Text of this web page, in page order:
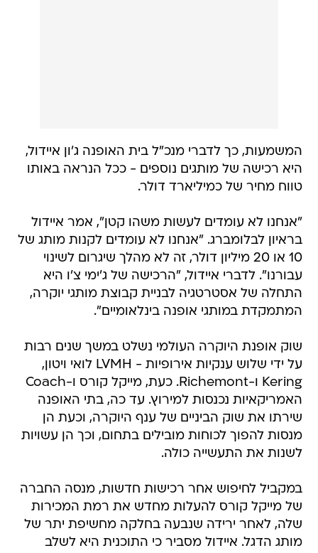
המשמעות, כך לדברי מנכ"ל בית האופנה ג'ון איידול,
היא רכישה של מותגים נוספים - ככל הנראה באותו
טווח מחיר של כמיליארד דולר.
"אנחנו לא עומדים לעשות משהו קטן", אמר איידול
בראיון לבלומברג. "אנחנו לא עומדים לקנות מותג של
10 או 20 מיליון דולר, זה לא מהלך שיגרום לשינוי
עבורנו". לדברי איידול, "הרכישה של ג'ימי צ'ו היא
התחלה של אסטרטגיה לבניית קבוצת מותגי יוקרה,
המתמקדת במותגי אופנה בינלאומיים".
שוק אופנת היוקרה העולמי נשלט במשך שנים רבות
על ידי שלוש ענקיות אירופיות - LVMH לואי ויטון,
Kering ו-Richemont. כעת, מייקל קורס ו-Coach
האמריקאיות נכנסות למירוץ. עד כה, בתי האופנה
שירתו את שוק הביניים של ענף היוקרה, וכעת הן
מנסות להפוך לכוחות מובילים בתחום, וכך הן עשויות
לשנות את התעשייה כולה.
במקביל לחיפוש אחר רכישות חדשות, מנסה החברה
של מייקל קורס להעלות מחדש את רמת המכירות
שלה, לאחר ירידה שנבעה בחלקה מחשיפת יתר של
מותג הדגל. איידול מסביר כי התוכנית היא לשלב